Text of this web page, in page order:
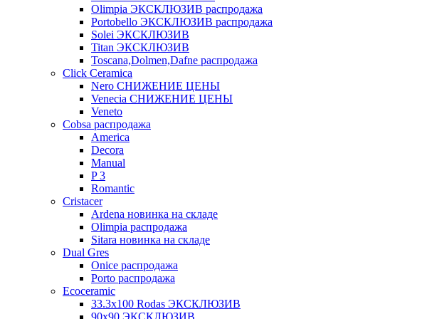
Olimpia ЭКСКЛЮЗИВ распродажа
Portobello ЭКСКЛЮЗИВ распродажа
Solei ЭКСКЛЮЗИВ
Titan ЭКСКЛЮЗИВ
Toscana,Dolmen,Dafne распродажа
Cliсk Ceramica
Nero СНИЖЕНИЕ ЦЕНЫ
Venecia СНИЖЕНИЕ ЦЕНЫ
Veneto
Cobsa распродажа
America
Decora
Manual
P 3
Romantic
Cristacer
Ardena новинка на складе
Olimpia распродажа
Sitara новинка на складе
Dual Gres
Onice распродажа
Porto распродажа
Ecoceramic
33.3х100 Rodas ЭКСКЛЮЗИВ
90x90 ЭКСКЛЮЗИВ